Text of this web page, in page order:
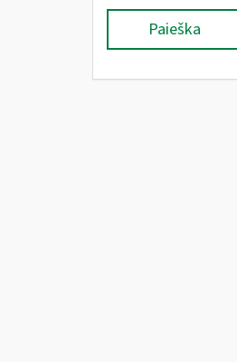
Paieška